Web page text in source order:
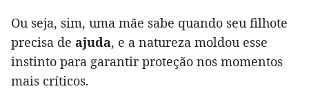
Ou seja, sim, uma mãe sabe quando seu filhote
precisa de ajuda, e a natureza moldou esse
instinto para garantir proteção nos momentos
mais críticos.